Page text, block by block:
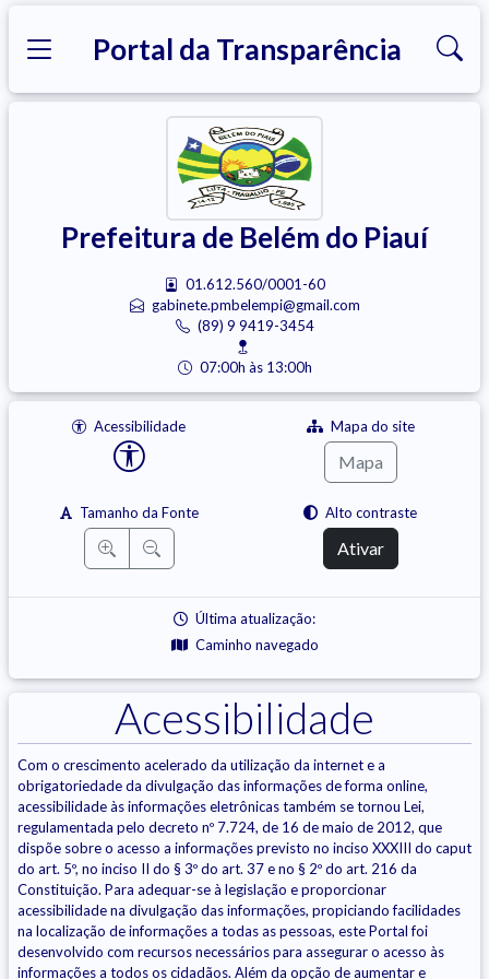
Portal da Transparência
Prefeitura de Belém do Piauí
01.612.560/0001-60
gabinete.pmbelempi@gmail.com
(89) 9 9419-3454
07:00h às 13:00h
Acessibilidade Mapa do site
Mapa
Tamanho da Fonte Alto contraste
Ativar
Última atualização:
Caminho navegado
Acessibilidade
Com o crescimento acelerado da utilização da internet e a
obrigatoriedade da divulgação das informações de forma online,
acessibilidade às informações eletrônicas também se tornou Lei,
regulamentada pelo decreto nº 7.724, de 16 de maio de 2012, que
dispõe sobre o acesso a informações previsto no inciso XXXIII do caput
do art. 5º, no inciso II do § 3º do art. 37 e no § 2º do art. 216 da
Constituição. Para adequar-se à legislação e proporcionar
acessibilidade na divulgação das informações, propiciando facilidades
na localização de informações a todas as pessoas, este Portal foi
desenvolvido com recursos necessários para assegurar o acesso às
informações a todos os cidadãos. Além da opção de aumentar e